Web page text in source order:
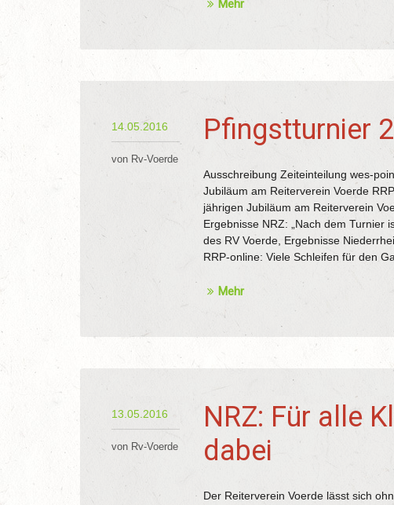
Mehr
14.05.2016
von Rv-Voerde
Pfingstturnier
Ausschreibung Zeiteinteilung wes-
Jubiläum am Reiterverein Voerde
jährigen Jubiläum am Reiterverein
Ergebnisse NRZ: „Nach dem Turnier
des RV Voerde, Ergebnisse
RRP-online: Viele Schleifen für den
Mehr
13.05.2016
von Rv-Voerde
NRZ: Für alle
dabei
Der Reiterverein Voerde lässt sich